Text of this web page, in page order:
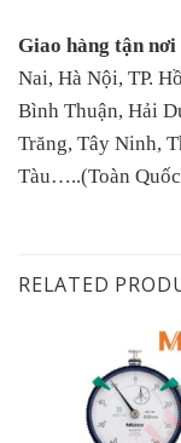
Giao hàng tận nơi
Nai, Hà Nội, TP.
Bình Thuận, Hải
Trăng, Tây Ninh,
Tàu…..(Toàn
RELATED